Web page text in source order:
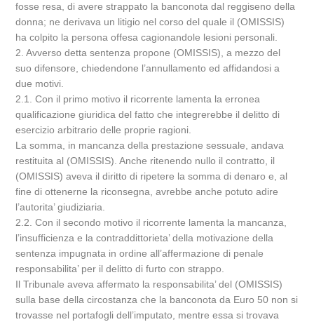
fosse resa, di avere strappato la banconota dal reggiseno della
donna; ne derivava un litigio nel corso del quale il (OMISSIS)
ha colpito la persona offesa cagionandole lesioni personali.
2. Avverso detta sentenza propone (OMISSIS), a mezzo del
suo difensore, chiedendone l’annullamento ed affidandosi a
due motivi.
2.1. Con il primo motivo il ricorrente lamenta la erronea
qualificazione giuridica del fatto che integrerebbe il delitto di
esercizio arbitrario delle proprie ragioni.
La somma, in mancanza della prestazione sessuale, andava
restituita al (OMISSIS). Anche ritenendo nullo il contratto, il
(OMISSIS) aveva il diritto di ripetere la somma di denaro e, al
fine di ottenerne la riconsegna, avrebbe anche potuto adire
l’autorita’ giudiziaria.
2.2. Con il secondo motivo il ricorrente lamenta la mancanza,
l’insufficienza e la contraddittorieta’ della motivazione della
sentenza impugnata in ordine all’affermazione di penale
responsabilita’ per il delitto di furto con strappo.
Il Tribunale aveva affermato la responsabilita’ del (OMISSIS)
sulla base della circostanza che la banconota da Euro 50 non si
trovasse nel portafogli dell’imputato, mentre essa si trovava